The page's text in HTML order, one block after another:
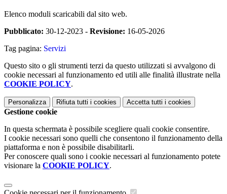
Elenco moduli scaricabili dal sito web.
Pubblicato: 30-12-2023 - Revisione: 16-05-2026
Tag pagina: Servizi
Questo sito o gli strumenti terzi da questo utilizzati si avvalgono di
cookie necessari al funzionamento ed utili alle finalità illustrate nella
COOKIE POLICY.
Personalizza Rifiuta tutti i cookies Accetta tutti i cookies
Gestione cookie
In questa schermata è possibile scegliere quali cookie consentire.
I cookie necessari sono quelli che consentono il funzionamento della
piattaforma e non è possibile disabilitarli.
Per conoscere quali sono i cookie necessari al funzionamento potete
visionare la COOKIE POLICY.